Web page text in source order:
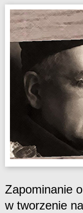
Zapominanie
w tworzenie